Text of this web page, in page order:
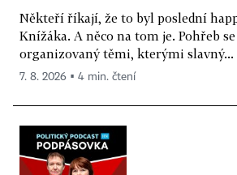
Někteří říkají, že to byl poslední
Knížáka. A něco na tom je. Pohřeb
organizovaný těmi, kterými slavný...
7. 8. 2026 ▪ 4 min. čtení